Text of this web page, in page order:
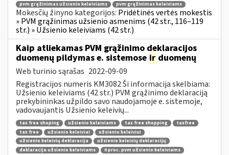
pvm grąžinimas užsienio keleiviams
pvm grąžinimas keleiviams
Mokesčių žinyno kategorijos: Pridėtinės vertės mokestis
» PVM grąžinimas užsienio asmenims (42 str., 116–119
str.) » Užsienio keleiviams (42 str.)
Kaip atliekamas PVM grąžinimo deklaracijos
duomenų pildymas e. sistemose ir duomenų
Web turinio sąrašas 2022-09-09
Registracijos numeris KM3082 Ši informacija skelbiama:
Užsienio keleiviams (42 str.) PVM grąžinimo deklaraciją
prekybininkas užpildo savo naudojamoje e. sistemoje,
vadovaujantis Užsienio keleivių...
tax free shoping užsienio keleiviams tax free shopping
taxfree
tax free
užsienio keleiviai
užsienio keleiviui
užsienio keleivių deklaracija
užsienio keleivių deklaracijų
deklaracija užsienio keleiviams
0 proc. pvm užsienio keleiviams